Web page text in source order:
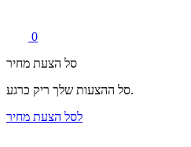
0
סל הצעת מחיר
סל ההצעות שלך ריק כרגע.
לסל הצעת מחיר